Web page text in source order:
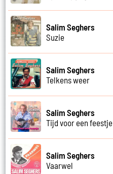
Salim Seghers
Suzie
Salim Seghers
Telkens weer
Salim Seghers
Tijd voor een feestje
Salim Seghers
Vaarwel